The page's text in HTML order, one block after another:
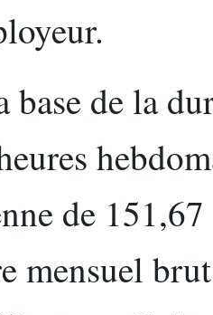
base de la
de
mensuel